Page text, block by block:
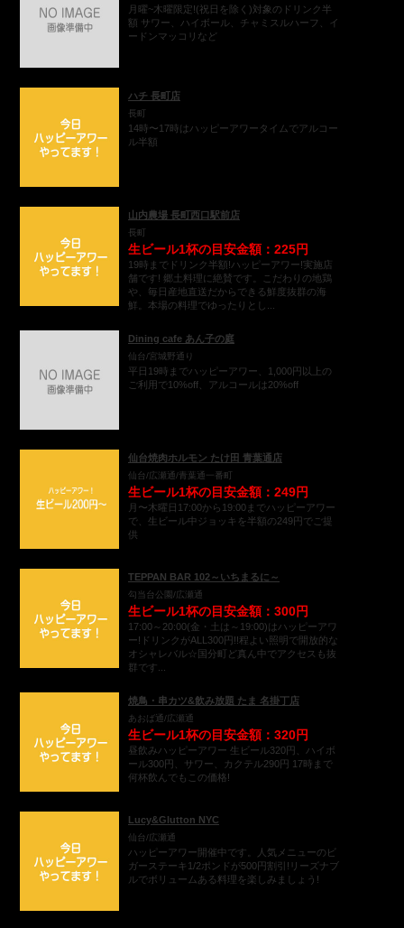
月曜~木曜限定!(祝日を除く)対象のドリンク半
額 サワー、ハイボール、チャミスルハーフ、イ
ードンマッコリなど
ハチ 長町店
長町
14時〜17時はハッピーアワータイムでアルコー
ル半額
山内農場 長町西口駅前店
長町
生ビール1杯の目安金額：225円
19時までドリンク半額!ハッピーアワー!実施店
舗です! 郷土料理に絶賛です。こだわりの地鶏
や、毎日産地直送だからできる鮮度抜群の海
鮮。本場の料理でゆったりとし...
Dining cafe あん子の庭
仙台/宮城野通り
平日19時までハッピーアワー、1,000円以上の
ご利用で10%off、アルコールは20%off
仙台焼肉ホルモン たけ田 青葉通店
仙台/広瀬通/青葉通一番町
生ビール1杯の目安金額：249円
月〜木曜日17:00から19:00までハッピーアワー
で、生ビール中ジョッキを半額の249円でご提
供
TEPPAN BAR 102～いちまるに～
勾当台公園/広瀬通
生ビール1杯の目安金額：300円
17:00～20:00(金・土は～19:00)はハッピーアワ
ー!ドリンクがALL300円!!程よい照明で開放的な
オシャレバル☆国分町ど真ん中でアクセスも抜
群です...
焼鳥・串カツ&飲み放題 たま 名掛丁店
あおば通/広瀬通
生ビール1杯の目安金額：320円
昼飲みハッピーアワー 生ビール320円、ハイボ
ール300円、サワー、カクテル290円 17時まで
何杯飲んでもこの価格!
Lucy&Glutton NYC
仙台/広瀬通
ハッピーアワー開催中です。人気メニューのビ
ガーステーキ1/2ポンドが500円割引!リーズナブ
ルでボリュームある料理を楽しみましょう!